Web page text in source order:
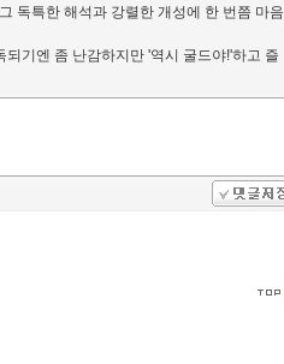
독특한 해석과 강렬한 개성에 한 번쯤 마음
기엔 좀 난감하지만 '역시 굴드야!'하고 즐